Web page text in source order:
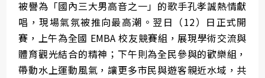
被譽為「國內三大男高音之一」的歌手孔孝誠熱情獻
唱，現場氣氛被推向最高潮。翌日（12）日正式開
賽，上午為全國 EMBA 校友競賽組，展現學術交流與
體育觀光結合的精神；下午則為全民參與的歡樂組，
帶動水上運動風氣，讓更多市民與遊客親近水域，共